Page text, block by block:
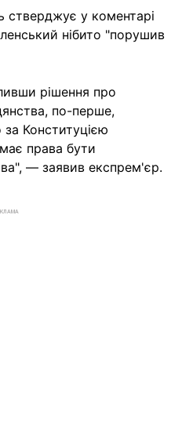
стверджує у коментарі
нібито "порушив
рішення про
по-перше,
Конституцією
права бути
— заявив експрем'єр.